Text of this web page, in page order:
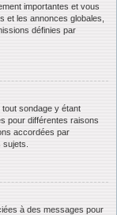
importantes et vous
et les annonces globales,
définies par
sondage y étant
pour différentes raisons
accordées par
à des messages pour